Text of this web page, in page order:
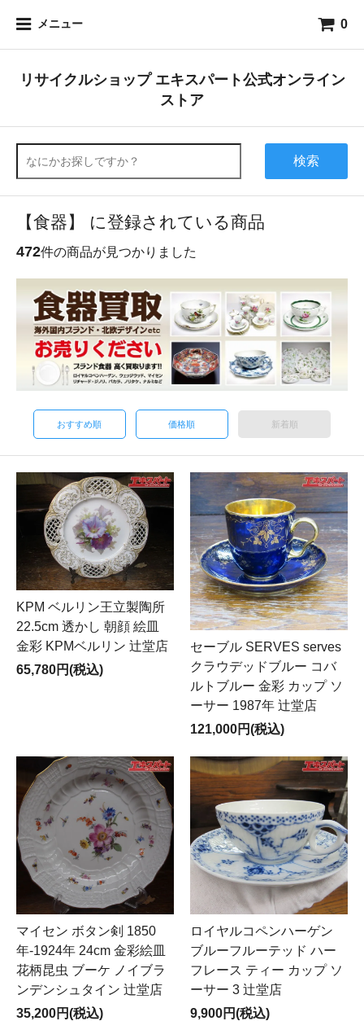
メニュー 0
リサイクルショップ エキスパート公式オンライン
ストア
検索
【食器】 に登録されている商品
472件の商品が見つかりました
おすすめ順 価格順 新着順
KPM ベルリン王立製陶所
22.5cm 透かし 朝顔 絵皿
金彩 KPMベルリン 辻堂店
65,780円(税込)
セーブル SERVES serves
クラウデッドブルー コバ
ルトブルー 金彩 カップ ソ
ーサー 1987年 辻堂店
121,000円(税込)
マイセン ボタン剣 1850
年-1924年 24cm 金彩絵皿
花柄昆虫 ブーケ ノイブラ
ンデンシュタイン 辻堂店
35,200円(税込)
ロイヤルコペンハーゲン
ブルーフルーテッド ハー
フレース ティー カップ ソ
ーサー 3 辻堂店
9,900円(税込)